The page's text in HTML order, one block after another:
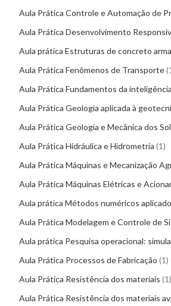
Aula Prática Controle e Automação de
Aula Prática Desenvolvimento
Aula prática Estruturas de concreto
Aula Prática Fenômenos de Transporte 1
Aula Prática Fundamentos da
Aula Prática Geologia aplicada à
Aula Prática Geologia e Mecânica dos
Aula Prática Hidráulica e Hidrometria 1
Aula Prática Máquinas e Mecanização
Aula Prática Máquinas Elétricas e
Aula prática Métodos numéricos
Aula Prática Modelagem e Controle de
Aula prática Pesquisa operacional:
Aula Prática Processos de Fabricação 1
Aula Prática Resistência dos materiais 1
Aula Prática Resistência dos materiais